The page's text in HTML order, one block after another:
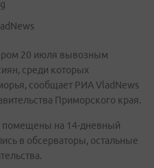
20 июля вывозным
среди которых
сообщает РИА VladNews
Приморского края.
помещены на 14-дневный
в обсерваторы, остальные